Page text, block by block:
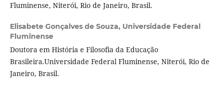
Fluminense, Niterói, Rio de Janeiro, Brasil.
Elisabete Gonçalves de Souza, Universidade Federal
Fluminense
Doutora em História e Filosofia da Educação
Brasileira.Universidade Federal Fluminense, Niterói, Rio de
Janeiro, Brasil.